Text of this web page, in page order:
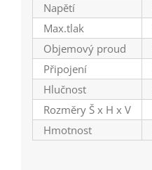
Napětí
Max.tlak
Objemový proud
Připojení
Hlučnost
Rozměry Š x H x V
Hmotnost